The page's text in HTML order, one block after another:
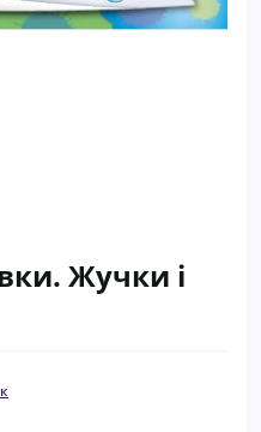
Жучки і